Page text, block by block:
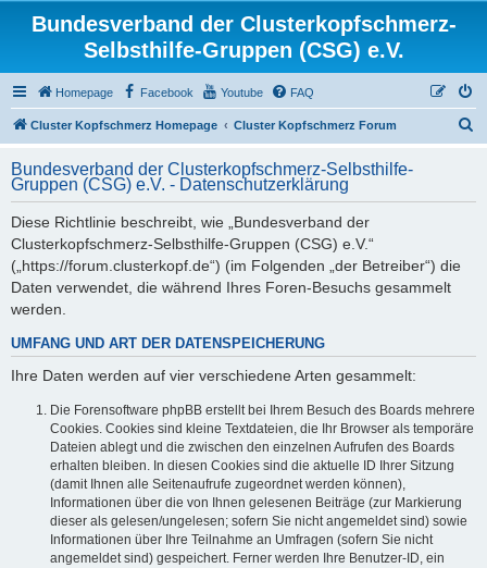
Bundesverband der Clusterkopfschmerz-
Selbsthilfe-Gruppen (CSG) e.V.
Homepage Facebook Youtube FAQ
Cluster Kopfschmerz Homepage Cluster Kopfschmerz Forum
h
Bundesverband der Clusterkopfschmerz-Selbsthilfe-
Gruppen (CSG) e.V. - Datenschutzerklärung
Diese Richtlinie beschreibt, wie „Bundesverband der
Clusterkopfschmerz-Selbsthilfe-Gruppen (CSG) e.V.“
(„https://forum.clusterkopf.de“) (im Folgenden „der Betreiber“) die
Daten verwendet, die während Ihres Foren-Besuchs gesammelt
werden.
UMFANG UND ART DER DATENSPEICHERUNG
Ihre Daten werden auf vier verschiedene Arten gesammelt:
Die Forensoftware phpBB erstellt bei Ihrem Besuch des Boards mehrere
Cookies. Cookies sind kleine Textdateien, die Ihr Browser als temporäre
Dateien ablegt und die zwischen den einzelnen Aufrufen des Boards
erhalten bleiben. In diesen Cookies sind die aktuelle ID Ihrer Sitzung
(damit Ihnen alle Seitenaufrufe zugeordnet werden können),
Informationen über die von Ihnen gelesenen Beiträge (zur Markierung
dieser als gelesen/ungelesen; sofern Sie nicht angemeldet sind) sowie
Informationen über Ihre Teilnahme an Umfragen (sofern Sie nicht
angemeldet sind) gespeichert. Ferner werden Ihre Benutzer-ID, ein